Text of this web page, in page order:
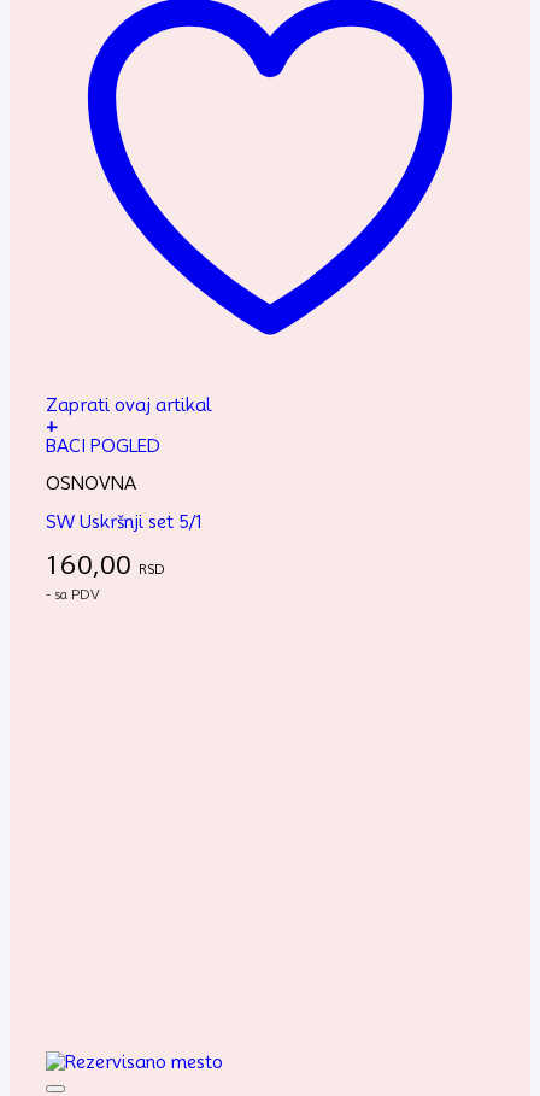
Zaprati ovaj artikal
+
BACI POGLED
OSNOVNA
SW Uskršnji set 5/1
160,00 RSD
- sa PDV